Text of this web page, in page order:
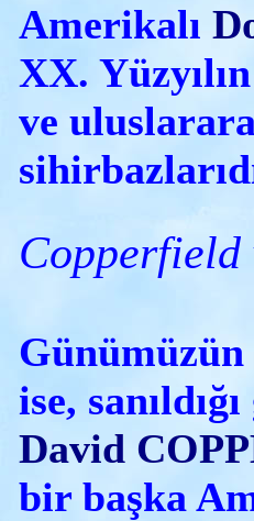
Amerikalı
XX.
ve
Copperfield
ise,
David
bir başka